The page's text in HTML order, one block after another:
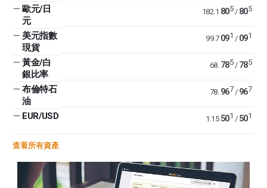
— 歐元/日
元
182.1 805/ 805
— 美元指數
現貨
99.7 091 / 091
— 黃金/白
銀比率
68. 785/ 785
— 布倫特石
油
78. 967 / 967
— EUR/USD 1.15 501 / 501
查看所有資產